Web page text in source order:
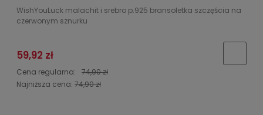
WishYouLuck malachit i srebro p.925 bransoletka szczęścia na
czerwonym sznurku
59,92 zł
Cena regularna:
74,90 zł
Najniższa cena: 74,90 zł